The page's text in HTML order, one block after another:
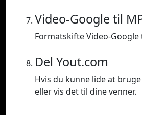
Video-Google til
Formatskifte Video-Google
Del Yout.com
Hvis du kunne lide at
eller vis det til dine venner.